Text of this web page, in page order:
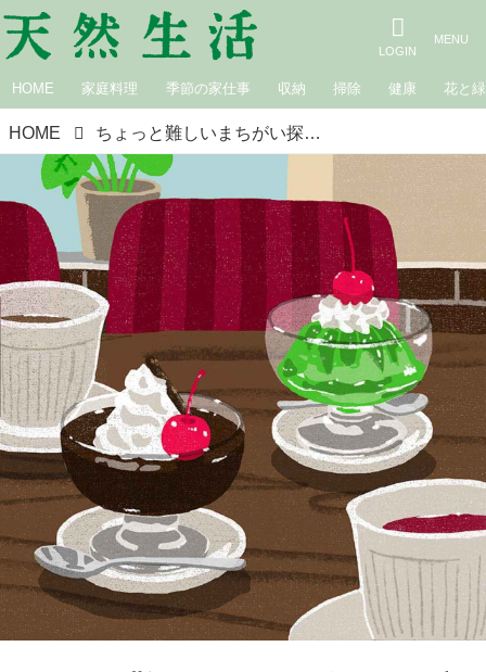
HOME 家庭料理 季節の家仕事 収納 掃除 健康 花と緑
HOME ちょっと難しいまちがい探し｜昭和レトロな喫茶店